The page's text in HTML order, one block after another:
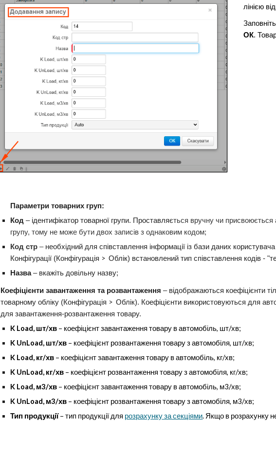
лінією
ОК.
Параметри товарних груп:
Код –ідентифікатор товарної групи. Проставляється вручну чи присвоюється
групу, тому не може бути двох записів з однаковим кодом;
Код стр –необхідний для співставлення інформації із бази даних
Конфігурації (Конфігурація >Облік) встановлений тип співставлення кодів -
Назва –вкажіть довільну назву;
Коефіцієнти завантаження та розвантаження –відображаються коефіцієнти
товарному обліку (Конфігурація >Облік). Коефіцієнти використовуються для
для завантаження-розвантаження товару.
K Load, шт/хв – коефіцієнт завантаження товару в автомобіль, шт/хв;
K UnLoad, шт/хв – коефіцієнт розвантаження товарузавтомобіля, шт/хв;
K Load, кг/хв – коефіцієнт завантаження товару в автомобіль, кг/хв;
K UnLoad, кг/хв – коефіцієнт розвантаження товарузавтомобіля, кг/хв;
K Load, м3/хв – коефіцієнт завантаження товару в автомобіль, м3/хв;
K UnLoad, м3/хв – коефіцієнт розвантаження товарузавтомобіля, м3/хв;
Тип продукції – тип продукції для розрахунку за секціями. Якщо в розрахунку